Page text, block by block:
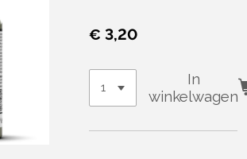
€ 3,20
In
winkelwagen